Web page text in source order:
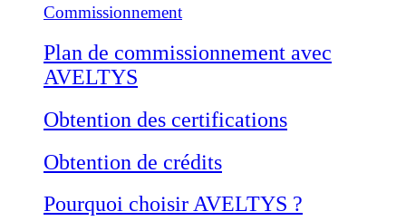
Commissionnement
Plan de commissionnement avec
AVELTYS
Obtention des certifications
Obtention de crédits
Pourquoi choisir AVELTYS ?